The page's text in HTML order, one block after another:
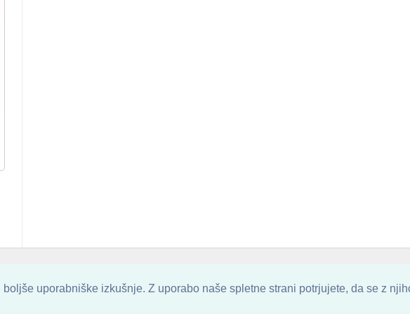
uporabniške izkušnje. Z uporabo naše spletne strani potrjujete, da se z
- 2026 BYSKINBASE. ALL ARTWORK ARE UPLOADED AND COPYRIGHTED TO ITS AUTHOR.